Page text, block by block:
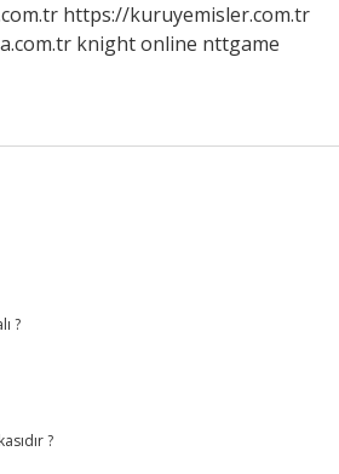
https://kuruyemisler.com.tr
knight online nttgame
?
?